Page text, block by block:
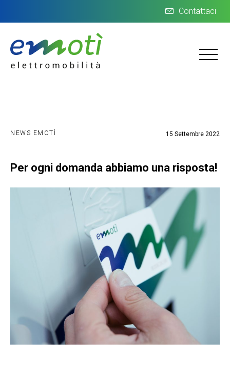
Contattaci
NEWS EMOTÌ 15 Settembre 2022
Per ogni domanda abbiamo una risposta!